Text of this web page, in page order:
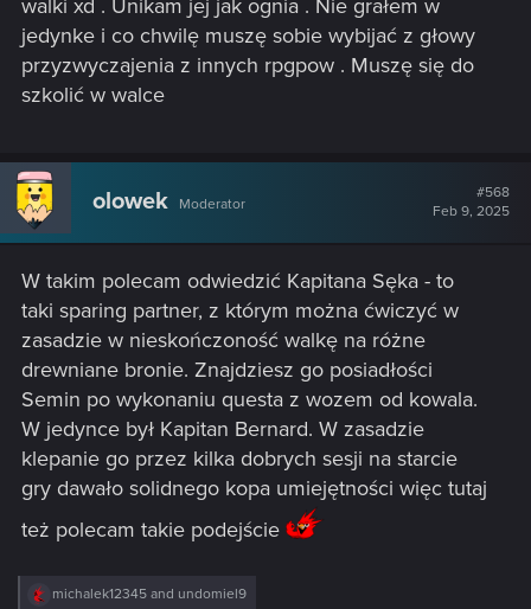
walki xd . Unikam jej jak ognia . Nie grałem w
jedynke i co chwilę muszę sobie wybijać z głowy
przyzwyczajenia z innych rpgpow . Muszę się do
szkolić w walce
olowek Moderator
#568
Feb 9, 2025
W takim polecam odwiedzić Kapitana Sęka - to
taki sparing partner, z którym można ćwiczyć w
zasadzie w nieskończoność walkę na różne
drewniane bronie. Znajdziesz go posiadłości
Semin po wykonaniu questa z wozem od kowala.
W jedynce był Kapitan Bernard. W zasadzie
klepanie go przez kilka dobrych sesji na starcie
gry dawało solidnego kopa umiejętności więc tutaj
też polecam takie podejście
R
michalek12345 and undomiel9